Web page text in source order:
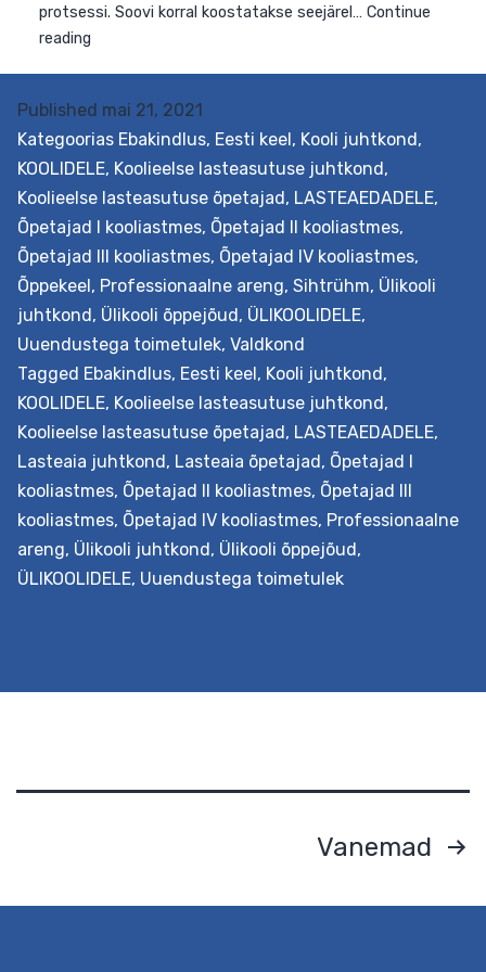
ja küsimustikku, mida on võimalik kollektiivil või
Published mai 21, 2021
Kategoorias Ebakindlus, Eesti keel, Kooli juhtkond,
KOOLIDELE, Koolieelse lasteasutuse juhtkond,
Koolieelse lasteasutuse õpetajad, LASTEAEDADELE,
Õpetajad I kooliastmes, Õpetajad II kooliastmes,
Õpetajad III kooliastmes, Õpetajad IV kooliastmes,
Õppekeel, Professionaalne areng, Sihtrühm, Ülikooli
juhtkond, Ülikooli õppejõud, ÜLIKOOLIDELE,
Uuendustega toimetulek, Valdkond
Tagged Ebakindlus, Eesti keel, Kooli juhtkond,
KOOLIDELE, Koolieelse lasteasutuse juhtkond,
Koolieelse lasteasutuse õpetajad, LASTEAEDADELE,
Lasteaia juhtkond, Lasteaia õpetajad, Õpetajad I
kooliastmes, Õpetajad II kooliastmes, Õpetajad III
kooliastmes, Õpetajad IV kooliastmes, Professionaalne
areng, Ülikooli juhtkond, Ülikooli õppejõud,
ÜLIKOOLIDELE, Uuendustega toimetulek
leheküljendus
Vanemad